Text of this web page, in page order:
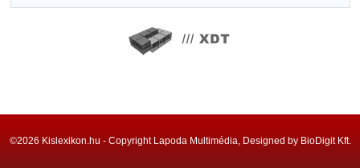
©2026 Kislexikon.hu - Copyright Lapoda Multimédia, Designed by BioDigit Kft.